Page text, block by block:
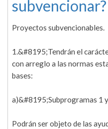
subvencionar?
Proyectos subvencionables.
1.&#8195;Tendrán el
con arreglo a las normas
bases:
a)&#8195;Subprogramas 1
Podrán ser objeto de las